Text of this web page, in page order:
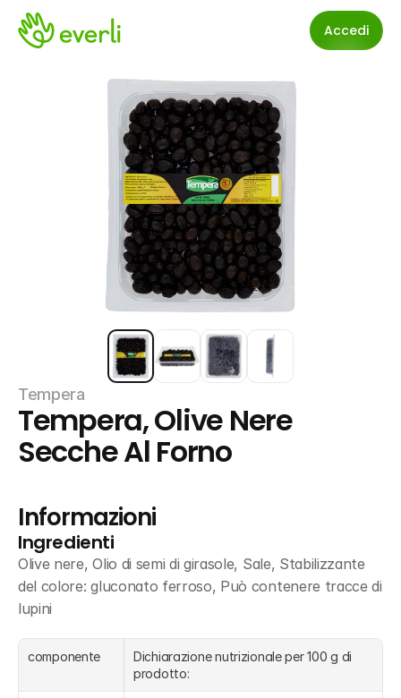
Accedi
Tempera
Tempera, Olive Nere
Secche Al Forno
Informazioni
Ingredienti
Olive nere, Olio di semi di girasole, Sale, Stabilizzante
del colore: gluconato ferroso, Può contenere tracce di
lupini
componente
Dichiarazione nutrizionale per 100 g di
prodotto: